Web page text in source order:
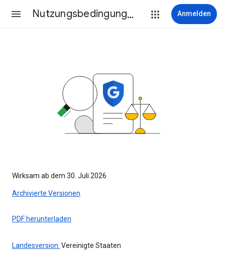
Nutzungsbedingungen Anmelden
Wirksam ab dem 30. Juli 2026
Archivierte Versionen
PDF herunterladen
Landesversion: Vereinigte Staaten